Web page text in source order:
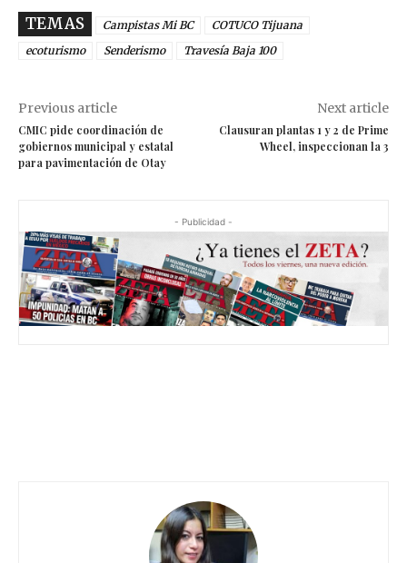
TEMAS Campistas Mi BC
COTUCO Tijuana
ecoturismo
Senderismo Travesía Baja 100
Previous article
CMIC pide coordinación de
gobiernos municipal y estatal
para pavimentación de Otay
Next article
Clausuran plantas 1 y 2 de Prime
Wheel, inspeccionan la 3
- Publicidad -